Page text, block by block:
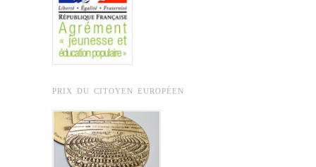
PRIX DU CITOYEN EUROPÉEN